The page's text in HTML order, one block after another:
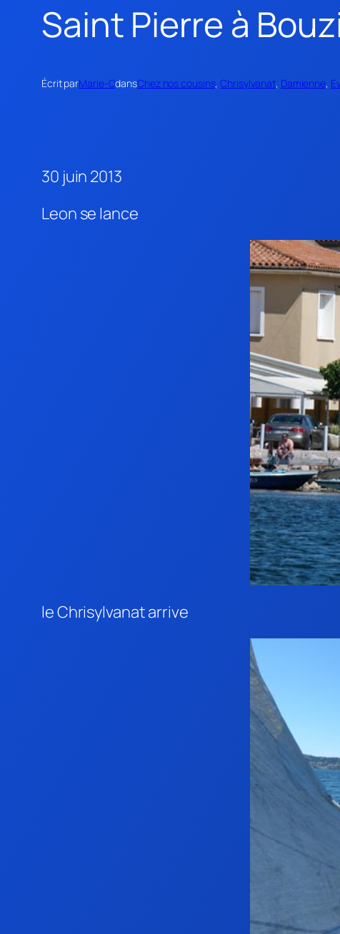
Saint Pierre à
Écrit parMarie-OdansChez nos cousins, Chrisylvanat, Damienne,
30 juin 2013
Leon se lance
le Chrisylvanat arrive